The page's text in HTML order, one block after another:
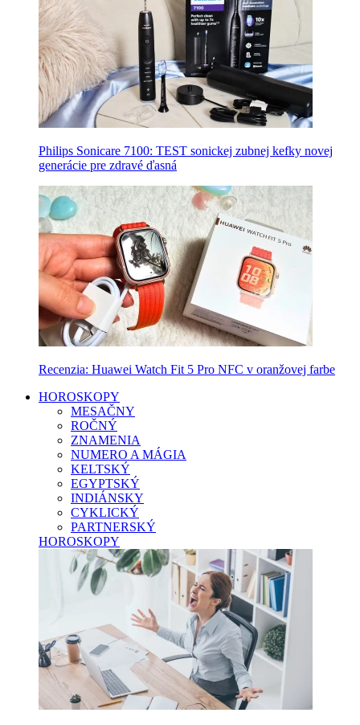
Philips Sonicare 7100: TEST sonickej zubnej kefky novej
generácie pre zdravé ďasná
Recenzia: Huawei Watch Fit 5 Pro NFC v oranžovej farbe
HOROSKOPY
MESAČNY
ROČNÝ
ZNAMENIA
NUMERO A MÁGIA
KELTSKÝ
EGYPTSKÝ
INDIÁNSKY
CYKLICKÝ
PARTNERSKÝ
HOROSKOPY